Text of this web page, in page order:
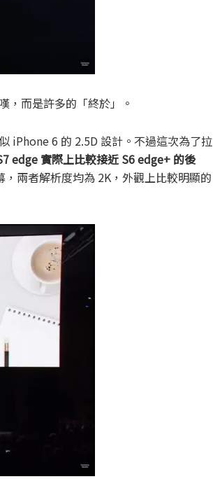
，而是許多的「終於」。
iPhone 6 的 2.5D 設計。不過這次為了拉
edge 實際上比較接近 S6 edge+ 的後
兩者解析度均為 2K，外觀上比較明顯的